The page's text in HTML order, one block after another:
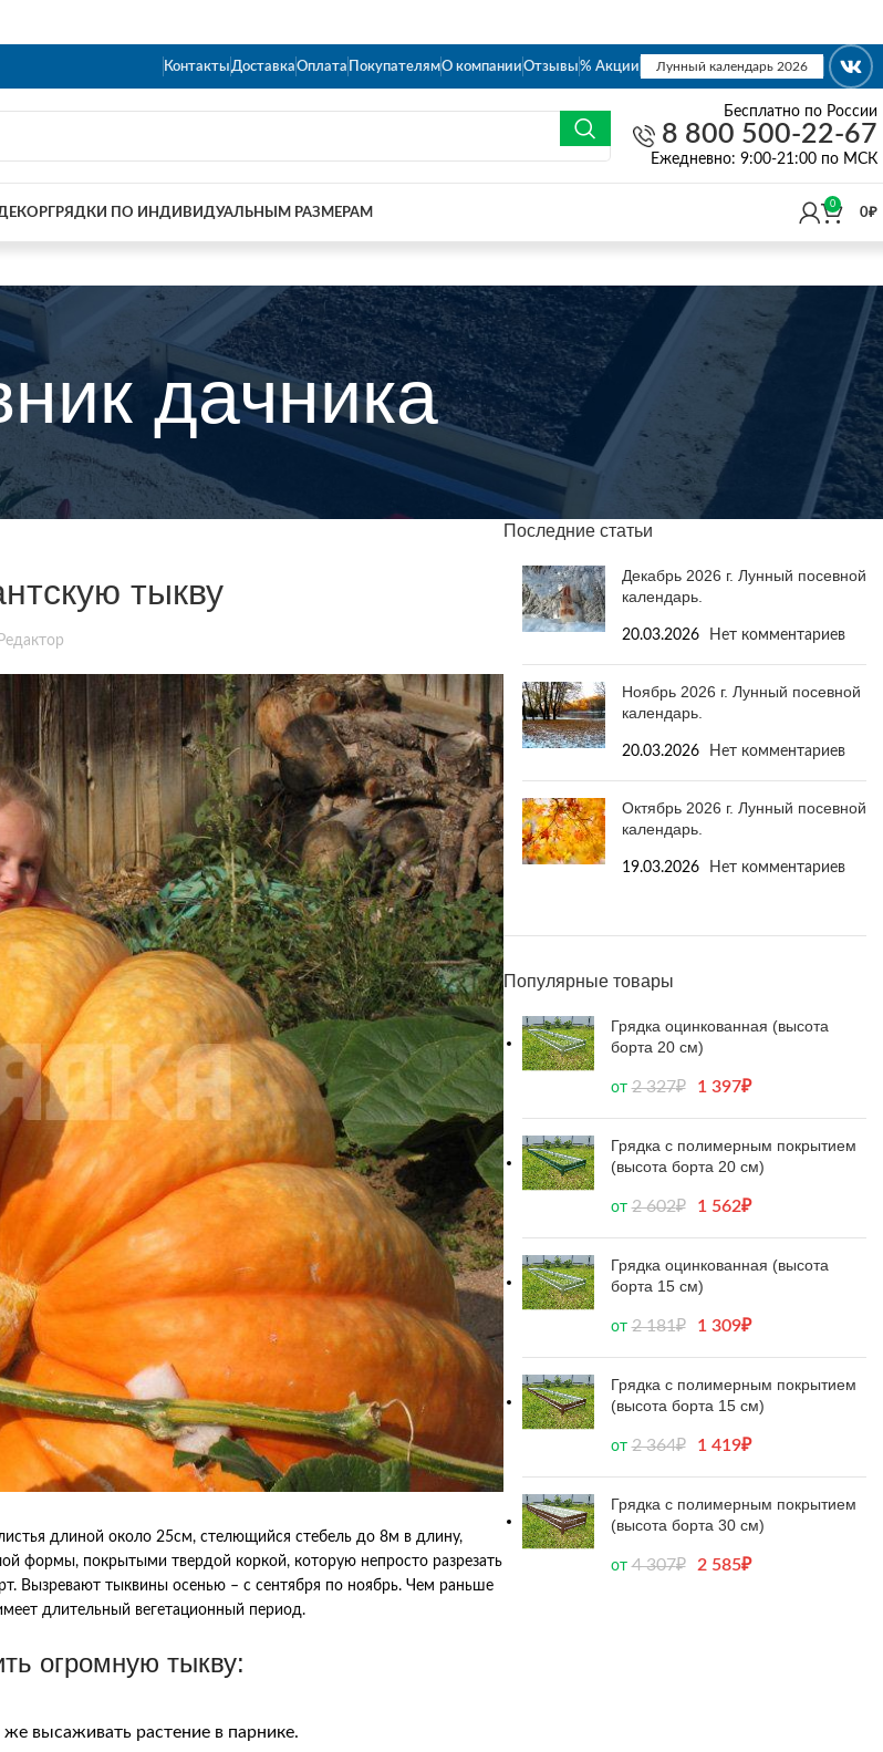
Контакты ДоставкаОплата ПокупателямО компанииОтзывы% Акции Лунный календарь 2026
Бесплатно по России
8 800 500-22-67
Eжедневно: 9:00-21:00 по МСК
ГРЯДКИ ПО ИНДИВИДУАЛЬНЫМ РАЗМЕРАМ
0
0₽
дачника
тыкву
Редактор
длиной около 25см, стелющийся стебель до 8м в длину,
формы, покрытыми твердой коркой, которую непросто разрезать
Вызревают тыквины осенью – с сентября по ноябрь. Чем раньше
длительный вегетационный период.
огромную тыкву:
высаживать растение в парнике.
Последние статьи
Декабрь 2026 г. Лунный посевной
календарь.
20.03.2026 Нет комментариев
Ноябрь 2026 г. Лунный посевной
календарь.
20.03.2026 Нет комментариев
Октябрь 2026 г. Лунный посевной
календарь.
19.03.2026 Нет комментариев
Популярные товары
Грядка оцинкованная (высота
борта 20 см)
от 2 327₽ 1 397₽
Грядка с полимерным покрытием
(высота борта 20 см)
от 2 602₽ 1 562₽
Грядка оцинкованная (высота
борта 15 см)
от 2 181₽ 1 309₽
Грядка с полимерным покрытием
(высота борта 15 см)
от 2 364₽ 1 419₽
Грядка с полимерным покрытием
(высота борта 30 см)
от 4 307₽ 2 585₽